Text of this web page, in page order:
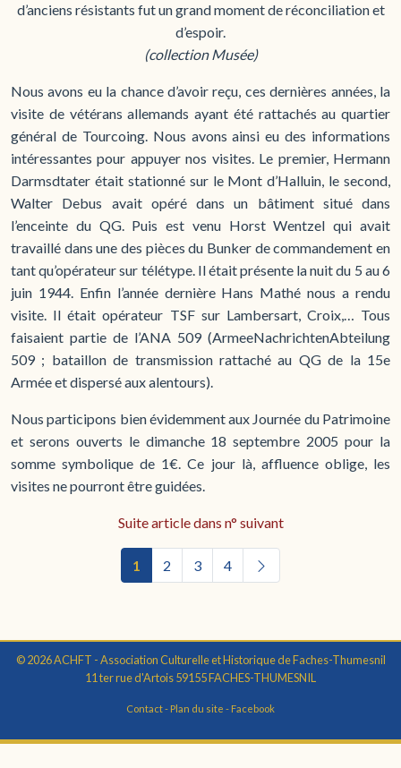
d’anciens résistants fut un grand moment de réconciliation et
d’espoir.
(collection Musée)
Nous avons eu la chance d’avoir reçu, ces dernières années, la
visite de vétérans allemands ayant été rattachés au quartier
général de Tourcoing. Nous avons ainsi eu des informations
intéressantes pour appuyer nos visites. Le premier, Hermann
Darmsdtater était stationné sur le Mont d’Halluin, le second,
Walter Debus avait opéré dans un bâtiment situé dans
l’enceinte du QG. Puis est venu Horst Wentzel qui avait
travaillé dans une des pièces du Bunker de commandement en
tant qu’opérateur sur télétype. Il était présente la nuit du 5 au 6
juin 1944. Enfin l’année dernière Hans Mathé nous a rendu
visite. Il était opérateur TSF sur Lambersart, Croix,… Tous
faisaient partie de l’ANA 509 (ArmeeNachrichtenAbteilung
509 ; bataillon de transmission rattaché au QG de la 15e
Armée et dispersé aux alentours).
Nous participons bien évidemment aux Journée du Patrimoine
et serons ouverts le dimanche 18 septembre 2005 pour la
somme symbolique de 1€. Ce jour là, affluence oblige, les
visites ne pourront être guidées.
Suite article dans n° suivant
1 2 3 4
© 2026 ACHFT - Association Culturelle et Historique de Faches-Thumesnil
11 ter rue d'Artois 59155 FACHES-THUMESNIL
Contact- Plan du site - Facebook